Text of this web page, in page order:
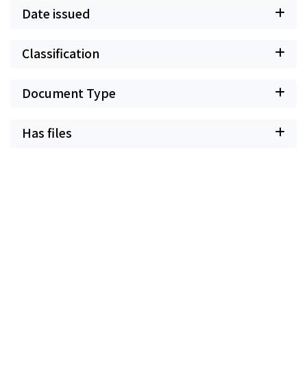
Date issued
Classification
Document Type
Has files